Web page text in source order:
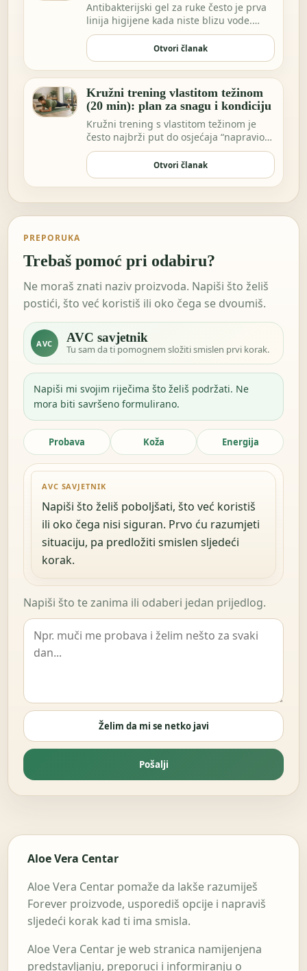
Antibakterijski gel za ruke često je prva
linija higijene kada niste blizu vode.
Možda …
Otvori članak
Kružni trening vlastitom težinom
(20 min): plan za snagu i kondiciju
Kružni trening s vlastitom težinom je
često najbrži put do osjećaja “napravio
sam nešto…
Otvori članak
PREPORUKA
Trebaš pomoć pri odabiru?
Ne moraš znati naziv proizvoda. Napiši što želiš
postići, što već koristiš ili oko čega se dvoumiš.
AVC AVC savjetnik
Tu sam da ti pomognem složiti smislen prvi korak.
Napiši mi svojim riječima što želiš podržati. Ne
mora biti savršeno formulirano.
Probava Koža Energija
AVC SAVJETNIK
Napiši što želiš poboljšati, što već koristiš
ili oko čega nisi siguran. Prvo ću razumjeti
situaciju, pa predložiti smislen sljedeći
korak.
Napiši što te zanima ili odaberi jedan prijedlog.
Želim da mi se netko javi
Pošalji
Aloe Vera Centar
Aloe Vera Centar pomaže da lakše razumiješ
Forever proizvode, usporediš opcije i napraviš
sljedeći korak kad ti ima smisla.
Aloe Vera Centar je web stranica namijenjena
predstavljanju, preporuci i informiranju o